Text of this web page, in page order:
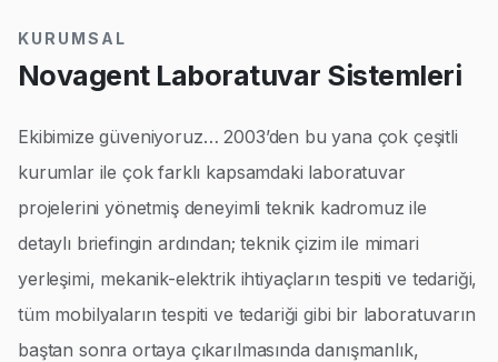
KURUMSAL
Novagent Laboratuvar Sistemleri
Ekibimize güveniyoruz… 2003’den bu yana çok çeşitli
kurumlar ile çok farklı kapsamdaki laboratuvar
projelerini yönetmiş deneyimli teknik kadromuz ile
detaylı briefingin ardından; teknik çizim ile mimari
yerleşimi, mekanik-elektrik ihtiyaçların tespiti ve tedariği,
tüm mobilyaların tespiti ve tedariği gibi bir laboratuvarın
baştan sonra ortaya çıkarılmasında danışmanlık,